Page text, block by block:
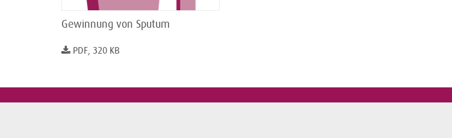
Gewinnung von Sputum
PDF, 320 KB